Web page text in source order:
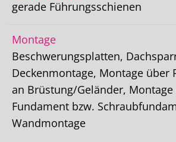
gerade Führungsschienen
Montage
Beschwerungsplatten,
Deckenmontage, Montage über
an Brüstung/Geländer,
Fundament bzw.
Wandmontage